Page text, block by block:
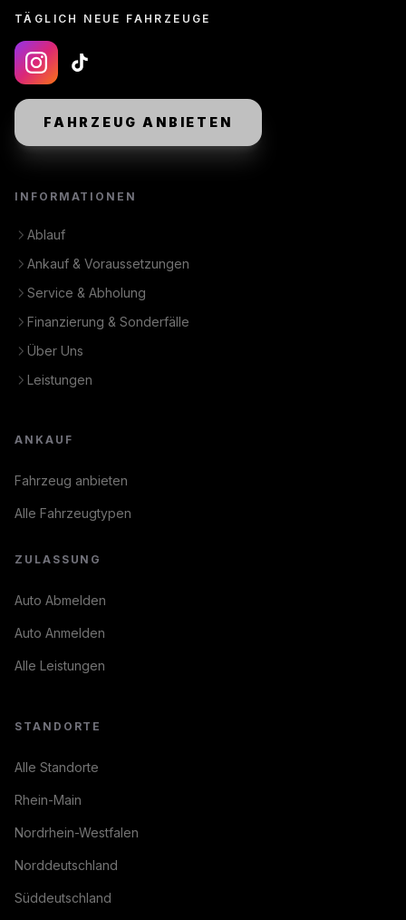
TÄGLICH NEUE FAHRZEUGE
FAHRZEUG ANBIETEN
INFORMATIONEN
Ablauf
Ankauf & Voraussetzungen
Service & Abholung
Finanzierung & Sonderfälle
Über Uns
Leistungen
ANKAUF
Fahrzeug anbieten
Alle Fahrzeugtypen
ZULASSUNG
Auto Abmelden
Auto Anmelden
Alle Leistungen
STANDORTE
Alle Standorte
Rhein-Main
Nordrhein-Westfalen
Norddeutschland
Süddeutschland